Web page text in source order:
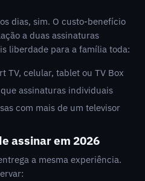
dias, sim. O custo-benefício
a duas assinaturas
liberdade para a família toda:
TV, celular, tablet ou TV Box
assinaturas individuais
com mais de um televisor
assinar em 2026
a mesma experiência.